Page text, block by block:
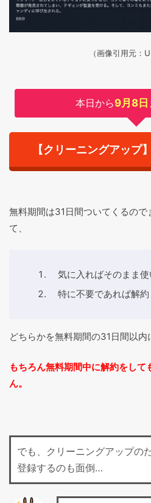
（画像引用元：
本日から9月8日
【クリーニングアップ
無料期間は31日間ついてくるの
て、
気に入ればそのまま使
特に不要であれば解約
どちらかを無料期間の31日間以内
もちろん無料期間中に解約をして
ん。
でも、クリーニングアップの
登録するのも面倒…